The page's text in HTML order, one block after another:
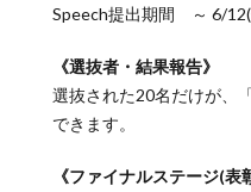
Speech提出期間 ～ 6/
《選抜者・結果報告》
選抜された20名だけが、
できます。
《ファイナルステージ(表